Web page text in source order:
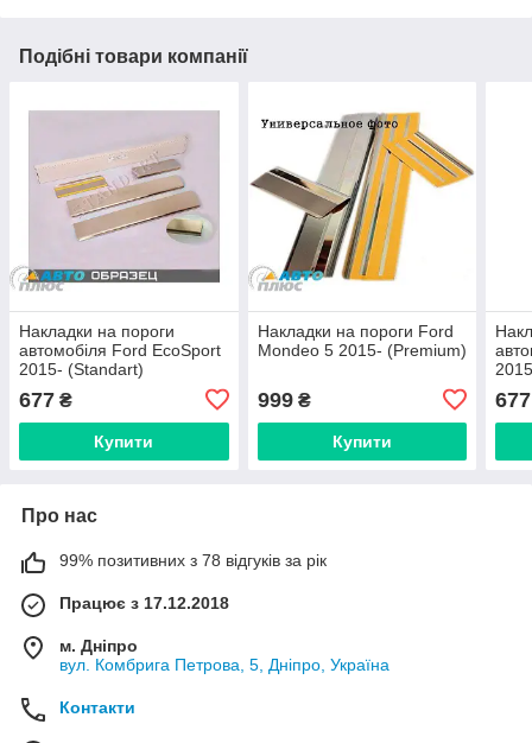
Подібні товари компанії
Накладки на пороги
автомобіля Ford EcoSport
2015- (Standart)
677 ₴
Купити
Накладки на пороги Ford
Mondeo 5 2015- (Premium)
999₴
Купити
677
Про нас
99% позитивних з 78 відгуків за рік
Працює з 17.12.2018
м. Дніпро
вул. Комбрига Петрова, 5, Дніпро, Україна
Контакти